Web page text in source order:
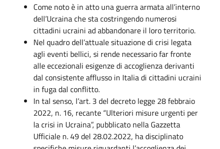
Come noto è in atto una guerra armata all’interno
dell’Ucraina che sta costringendo numerosi
cittadini ucraini ad abbandonare il loro territorio.
Nel quadro dell’attuale situazione di crisi legata
agli eventi bellici, si rende necessario far fronte
alle eccezionali esigenze di accoglienza derivanti
dal consistente afflusso in Italia di cittadini ucraini
in fuga dal conflitto.
In tal senso, l’art. 3 del decreto legge 28 febbraio
2022, n. 16, recante “Ulteriori misure urgenti per
la crisi in Ucraina”, pubblicato nella Gazzetta
Ufficiale n. 49 del 28.02.2022, ha disciplinato